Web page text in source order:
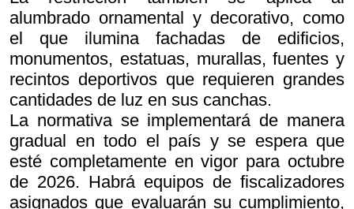
alumbrado ornamental y decorativo, como
el que ilumina fachadas de edificios,
monumentos, estatuas, murallas, fuentes y
recintos deportivos que requieren grandes
cantidades de luz en sus canchas.
La normativa se implementará de manera
gradual en todo el país y se espera que
esté completamente en vigor para octubre
de 2026. Habrá equipos de fiscalizadores
asignados que evaluarán su cumplimiento,